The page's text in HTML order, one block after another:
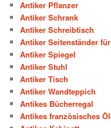
Antiker Pflanzer
Antiker Schrank
Antiker Schreibtisch
Antiker Seitenständer
Antiker Spiegel
Antiker Stuhl
Antiker Tisch
Antiker Wandteppich
Antikes Bücherregal
Antikes französisches